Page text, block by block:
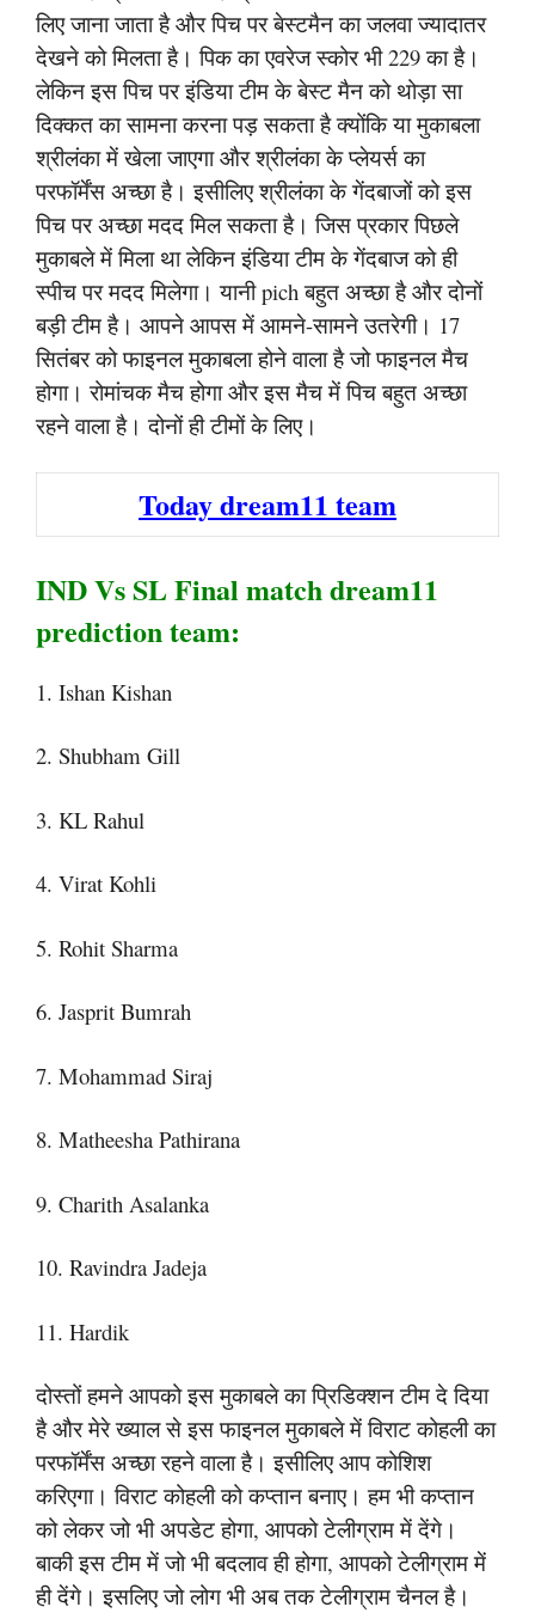
लिए जाना जाता है और पिच पर बेस्टमैन का जलवा ज्यादातर
देखने को मिलता है। पिक का एवरेज स्कोर भी 229 का है।
लेकिन इस पिच पर इंडिया टीम के बेस्ट मैन को थोड़ा सा
दिक्कत का सामना करना पड़ सकता है क्योंकि या मुकाबला
श्रीलंका में खेला जाएगा और श्रीलंका के प्लेयर्स का
परफॉर्मेंस अच्छा है। इसीलिए श्रीलंका के गेंदबाजों को इस
पिच पर अच्छा मदद मिल सकता है। जिस प्रकार पिछले
मुकाबले में मिला था लेकिन इंडिया टीम के गेंदबाज को ही
स्पीच पर मदद मिलेगा। यानी pich बहुत अच्छा है और दोनों
बड़ी टीम है। आपने आपस में आमने-सामने उतरेगी। 17
सितंबर को फाइनल मुकाबला होने वाला है जो फाइनल मैच
होगा। रोमांचक मैच होगा और इस मैच में पिच बहुत अच्छा
रहने वाला है। दोनों ही टीमों के लिए।
Today dream11 team
IND Vs SL Final match dream11
prediction team:
1. Ishan Kishan
2. Shubham Gill
3. KL Rahul
4. Virat Kohli
5. Rohit Sharma
6. Jasprit Bumrah
7. Mohammad Siraj
8. Matheesha Pathirana
9. Charith Asalanka
10. Ravindra Jadeja
11. Hardik
दोस्तों हमने आपको इस मुकाबले का प्रिडिक्शन टीम दे दिया
है और मेरे ख्याल से इस फाइनल मुकाबले में विराट कोहली का
परफॉर्मेंस अच्छा रहने वाला है। इसीलिए आप कोशिश
करिएगा। विराट कोहली को कप्तान बनाए। हम भी कप्तान
को लेकर जो भी अपडेट होगा, आपको टेलीग्राम में देंगे।
बाकी इस टीम में जो भी बदलाव ही होगा, आपको टेलीग्राम में
ही देंगे। इसलिए जो लोग भी अब तक टेलीग्राम चैनल है।